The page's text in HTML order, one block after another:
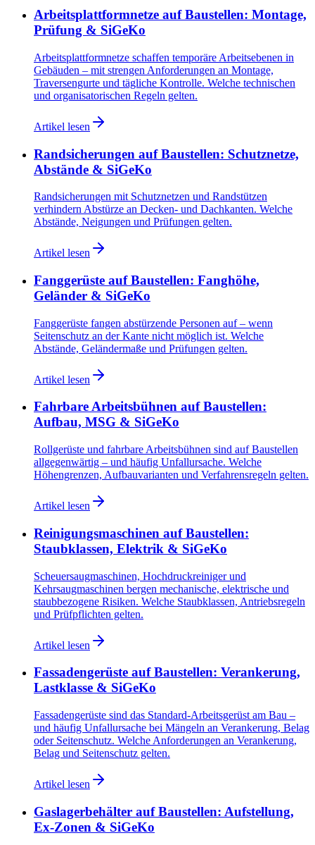
Arbeitsplattformnetze auf Baustellen: Montage,
Prüfung & SiGeKo
Arbeitsplattformnetze schaffen temporäre Arbeitsebenen in
Gebäuden – mit strengen Anforderungen an Montage,
Traversengurte und tägliche Kontrolle. Welche technischen
und organisatorischen Regeln gelten.
Artikel lesen
Randsicherungen auf Baustellen: Schutznetze,
Abstände & SiGeKo
Randsicherungen mit Schutznetzen und Randstützen
verhindern Abstürze an Decken- und Dachkanten. Welche
Abstände, Neigungen und Prüfungen gelten.
Artikel lesen
Fanggerüste auf Baustellen: Fanghöhe,
Geländer & SiGeKo
Fanggerüste fangen abstürzende Personen auf – wenn
Seitenschutz an der Kante nicht möglich ist. Welche
Abstände, Geländermaße und Prüfungen gelten.
Artikel lesen
Fahrbare Arbeitsbühnen auf Baustellen:
Aufbau, MSG & SiGeKo
Rollgerüste und fahrbare Arbeitsbühnen sind auf Baustellen
allgegenwärtig – und häufig Unfallursache. Welche
Höhengrenzen, Aufbauvarianten und Verfahrensregeln gelten.
Artikel lesen
Reinigungsmaschinen auf Baustellen:
Staubklassen, Elektrik & SiGeKo
Scheuersaugmaschinen, Hochdruckreiniger und
Kehrsaugmaschinen bergen mechanische, elektrische und
staubbezogene Risiken. Welche Staubklassen, Antriebsregeln
und Prüfpflichten gelten.
Artikel lesen
Fassadengerüste auf Baustellen: Verankerung,
Lastklasse & SiGeKo
Fassadengerüste sind das Standard-Arbeitsgerüst am Bau –
und häufig Unfallursache bei Mängeln an Verankerung, Belag
oder Seitenschutz. Welche Anforderungen an Verankerung,
Belag und Seitenschutz gelten.
Artikel lesen
Gaslagerbehälter auf Baustellen: Aufstellung,
Ex-Zonen & SiGeKo